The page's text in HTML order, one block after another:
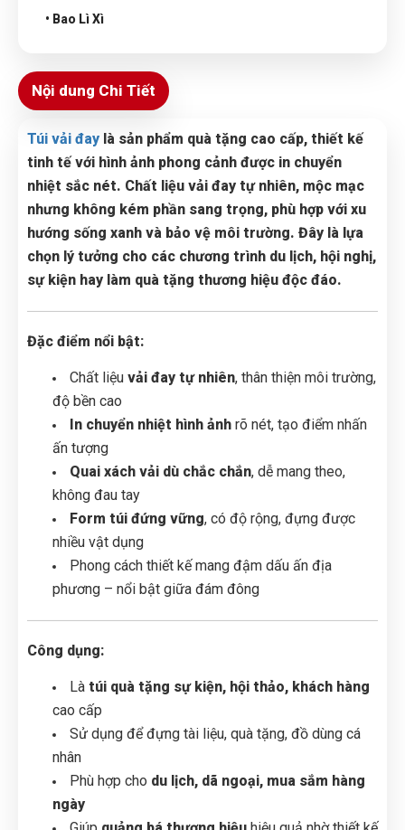
• Bao Lì Xì
Nội dung Chi Tiết
Túi vải đay là sản phẩm quà tặng cao cấp, thiết kế
tinh tế với hình ảnh phong cảnh được in chuyển
nhiệt sắc nét. Chất liệu vải đay tự nhiên, mộc mạc
nhưng không kém phần sang trọng, phù hợp với xu
hướng sống xanh và bảo vệ môi trường. Đây là lựa
chọn lý tưởng cho các chương trình du lịch, hội nghị,
sự kiện hay làm quà tặng thương hiệu độc đáo.
Đặc điểm nổi bật:
Chất liệu vải đay tự nhiên, thân thiện môi trường,
độ bền cao
In chuyển nhiệt hình ảnh rõ nét, tạo điểm nhấn
ấn tượng
Quai xách vải dù chắc chắn, dễ mang theo,
không đau tay
Form túi đứng vững, có độ rộng, đựng được
nhiều vật dụng
Phong cách thiết kế mang đậm dấu ấn địa
phương – nổi bật giữa đám đông
Công dụng:
Là túi quà tặng sự kiện, hội thảo, khách hàng
cao cấp
Sử dụng để đựng tài liệu, quà tặng, đồ dùng cá
nhân
Phù hợp cho du lịch, dã ngoại, mua sắm hàng
ngày